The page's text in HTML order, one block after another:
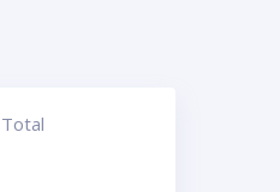
Total